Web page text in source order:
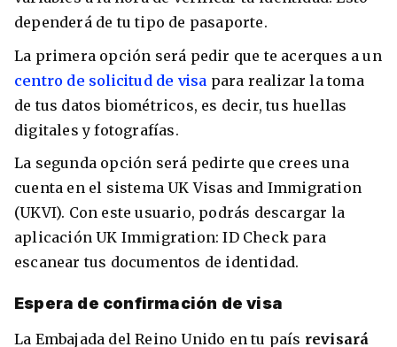
dependerá de tu tipo de pasaporte.
La primera opción será pedir que te acerques a un
centro de solicitud de visa para realizar la toma
de tus datos biométricos, es decir, tus huellas
digitales y fotografías.
La segunda opción será pedirte que crees una
cuenta en el sistema UK Visas and Immigration
(UKVI). Con este usuario, podrás descargar la
aplicación UK Immigration: ID Check para
escanear tus documentos de identidad.
Espera de confirmación de visa
La Embajada del Reino Unido en tu país revisará